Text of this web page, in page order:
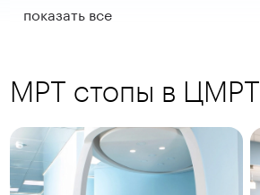
показать все
МРТ стопы в ЦМРТ